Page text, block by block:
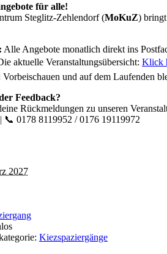
für alle!
Steglitz-Zehlendorf (MoKuZ)
Alle Angebote monatlich direkt ins
aktuelle Veranstaltungsübersicht: Klick
Vorbeischauen und auf dem Laufenden
Feedback?
Rückmeldungen zu unseren
📞 0178 8119952 / 0176 19119972
2027
Kiezspaziergänge